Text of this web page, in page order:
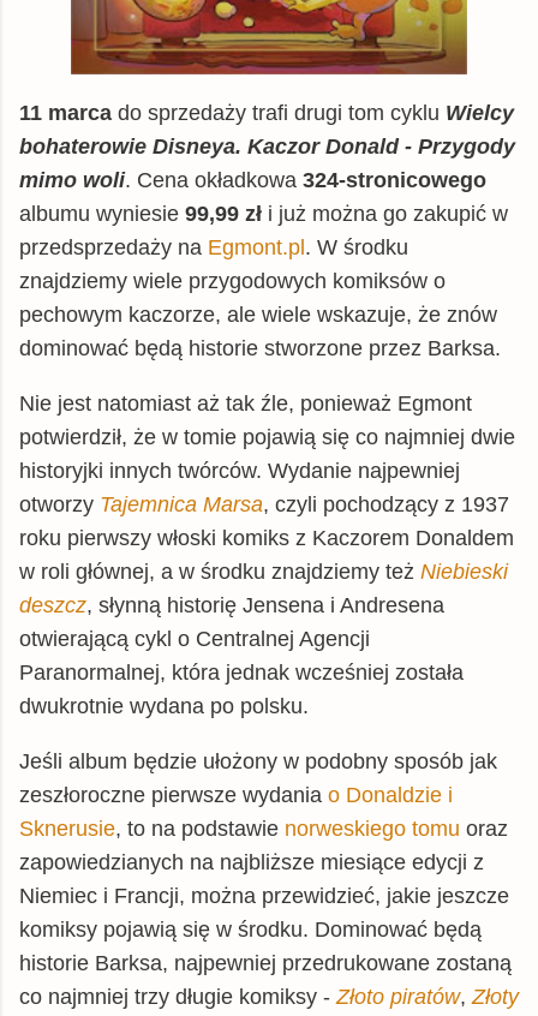
11 marca do sprzedaży trafi drugi tom cyklu Wielcy
bohaterowie Disneya. Kaczor Donald - Przygody
mimo woli. Cena okładkowa 324-stronicowego
albumu wyniesie 99,99 zł i już można go zakupić w
przedsprzedaży na Egmont.pl. W środku
znajdziemy wiele przygodowych komiksów o
pechowym kaczorze, ale wiele wskazuje, że znów
dominować będą historie stworzone przez Barksa.
Nie jest natomiast aż tak źle, ponieważ Egmont
potwierdził, że w tomie pojawią się co najmniej dwie
historyjki innych twórców. Wydanie najpewniej
otworzy Tajemnica Marsa, czyli pochodzący z 1937
roku pierwszy włoski komiks z Kaczorem Donaldem
w roli głównej, a w środku znajdziemy też Niebieski
deszcz, słynną historię Jensena i Andresena
otwierającą cykl o Centralnej Agencji
Paranormalnej, która jednak wcześniej została
dwukrotnie wydana po polsku.
Jeśli album będzie ułożony w podobny sposób jak
zeszłoroczne pierwsze wydania o Donaldzie i
Sknerusie, to na podstawie norweskiego tomu oraz
zapowiedzianych na najbliższe miesiące edycji z
Niemiec i Francji, można przewidzieć, jakie jeszcze
komiksy pojawią się w środku. Dominować będą
historie Barksa, najpewniej przedrukowane zostaną
co najmniej trzy długie komiksy - Złoto piratów, Złoty